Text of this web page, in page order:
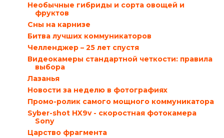
Необычные гибриды и сорта овощей и
фруктов
Сны на карнизе
Битва лучших коммуникаторов
Челленджер – 25 лет спустя
Видеокамеры стандартной четкости: правила
выбора
Лазанья
Новости за неделю в фотографиях
Промо-ролик самого мощного коммуникатора
Syber-shot HX9v - скоростная фотокамера
Sony
Царство фрагмента